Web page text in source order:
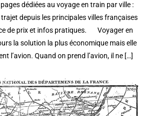
dédiées au voyage en train par ville :
depuis les principales villes françaises
de prix et infos pratiques. Voyager en
la solution la plus économique mais elle
l’avion. Quand on prend l’avion, il ne […]